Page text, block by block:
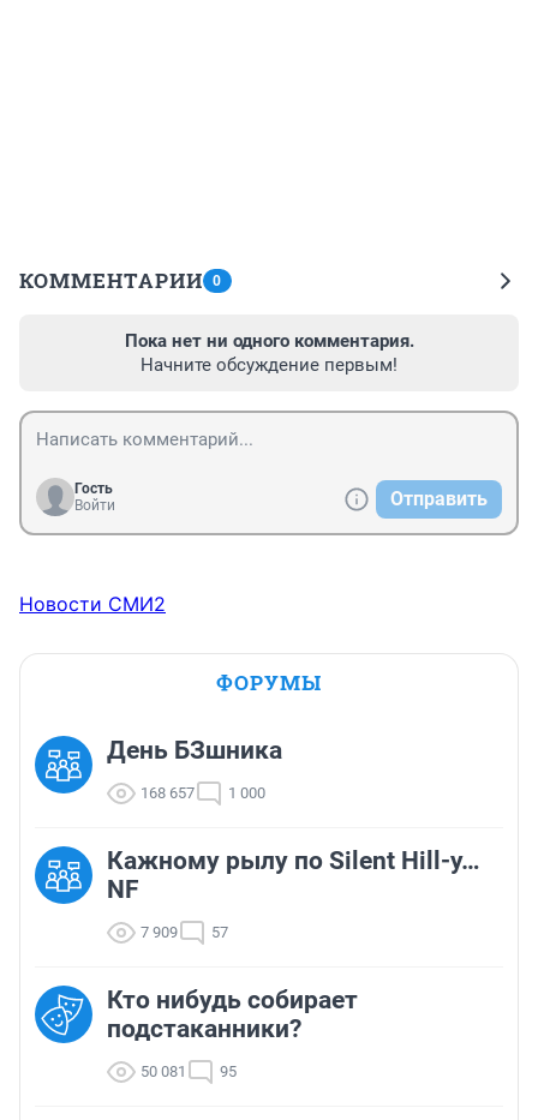
КОММЕНТАРИИ 0
Пока нет ни одного комментария.
Начните обсуждение первым!
Гость
Войти
Отправить
Новости СМИ2
ФОРУМЫ
День БЗшника
168 657 1 000
Кажному рылу по Silent Hill-у…
NF
7 909 57
Кто нибудь собирает
подстаканники?
50 081 95